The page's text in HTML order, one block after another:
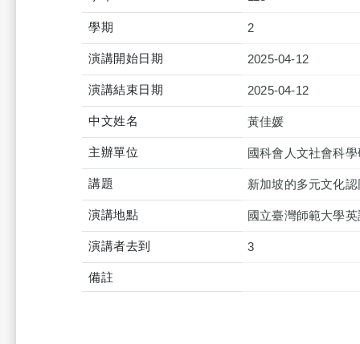
學期 2
演講開始日期 2025-04-12
演講結束日期 2025-04-12
中文姓名 黃佳媛
主辦單位 國科會人文社會科
講題 新加坡的多元文化
演講地點 國立臺灣師範大學
演講者去到 3
備註